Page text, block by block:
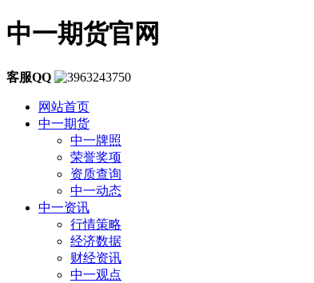
中一期货官网
客服QQ
网站首页
中一期货
中一牌照
荣誉奖项
资质查询
中一动态
中一资讯
行情策略
经济数据
财经资讯
中一观点